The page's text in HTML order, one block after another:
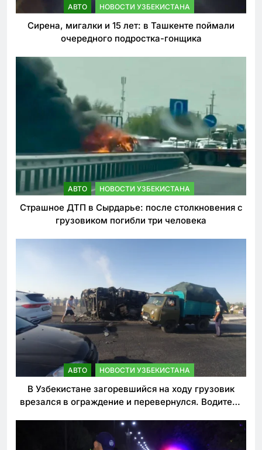
АВТО НОВОСТИ УЗБЕКИСТАНА
Сирена, мигалки и 15 лет: в Ташкенте поймали
очередного подростка-гонщика
АВТО НОВОСТИ УЗБЕКИСТАНА
Страшное ДТП в Сырдарье: после столкновения с
грузовиком погибли три человека
АВТО НОВОСТИ УЗБЕКИСТАНА
В Узбекистане загоревшийся на ходу грузовик
врезался в ограждение и перевернулся. Водитель